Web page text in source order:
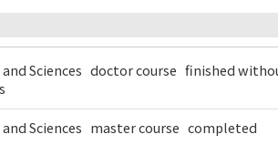
Sciences doctor course finished
Sciences master course completed